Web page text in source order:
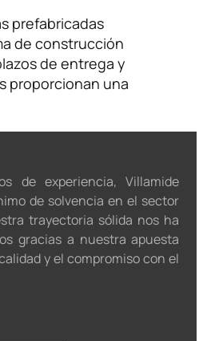
prefabricadas
de construcción
de entrega y
proporcionan una
de experiencia, Villamide
de solvencia en el sector
trayectoria sólida nos ha
gracias a nuestra apuesta
y el compromiso con el